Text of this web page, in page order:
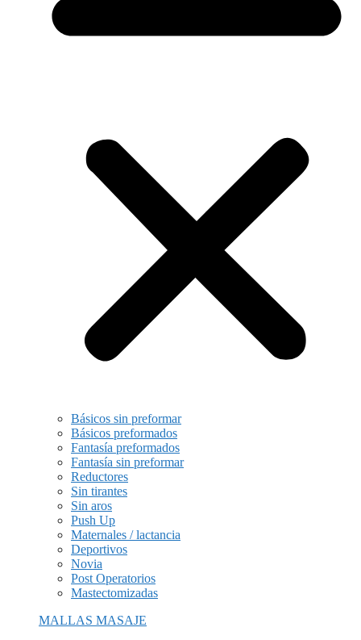
Básicos sin preformar
Básicos preformados
Fantasía preformados
Fantasía sin preformar
Reductores
Sin tirantes
Sin aros
Push Up
Maternales / lactancia
Deportivos
Novia
Post Operatorios
Mastectomizadas
MALLAS MASAJE